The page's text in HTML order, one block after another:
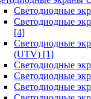
Светодиодные
Светодиодные
[4]
Светодиодные
(UTV) [1]
Светодиодные
Светодиодные
Светодиодные